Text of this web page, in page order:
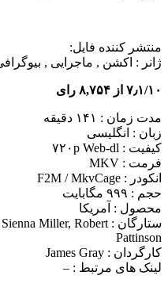
منتشر کننده فایل:
ژانر : اکشن , ماجرایی ,
۷٫۱/۱۰ از ۸,۷۵۴ رای
مدت زمان : ۱۴۱ دقیقه
زبان : انگلیسی
کیفیت : ۷۲۰p Web-dl
فرمت : MKV
انکودر : F2M / MkvCage
حجم : ۹۹۹ مگابایت
محصول : آمریکا
ستارگان : Miller, Robert
Pattinson
کارگردان : James Gray
لینک های مرتبط : –